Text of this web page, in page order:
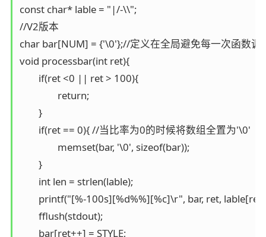
const char* lable = "|/-\\";
//V2版本
char bar[NUM] = {'\0'};//定义在全局避免每一
void processbar(int ret){